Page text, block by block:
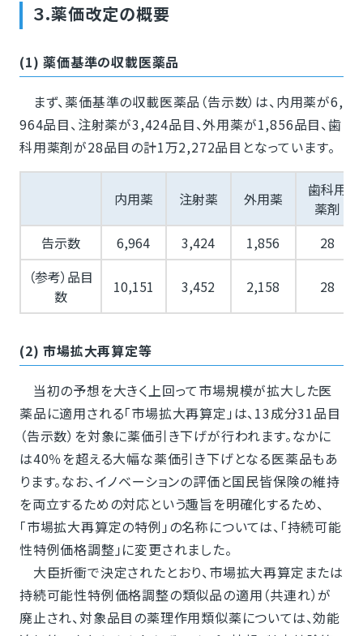
３.薬価改定の概要
(1) 薬価基準の収載医薬品
まず、薬価基準の収載医薬品（告示数）は、内用薬が6,
964品目、注射薬が3,424品目、外用薬が1,856品目、歯
科用薬剤が28品目の計1万2,272品目となっています。
内用薬 注射薬 外用薬
歯科用
薬剤
告示数
6,964 3,424 1,856
28
（参考）品目
数
10,151 3,452 2,158 28
(2) 市場拡大再算定等
当初の予想を大きく上回って市場規模が拡大した医
薬品に適用される「市場拡大再算定」は、13成分31品目
（告示数）を対象に薬価引き下げが行われます。なかに
は40％を超える大幅な薬価引き下げとなる医薬品もあ
ります。なお、イノベーションの評価と国民皆保険の維持
を両立するための対応という趣旨を明確化するため、
「市場拡大再算定の特例」の名称については、「持続可能
性特例価格調整」に変更されました。
大臣折衝で決定されたとおり、市場拡大再算定または
持続可能性特例価格調整の類似品の適用（共連れ）が
廃止され、対象品目の薬理作用類似薬については、効能